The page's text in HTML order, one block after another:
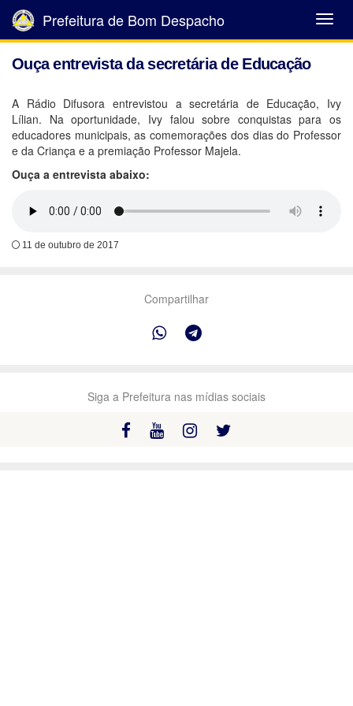
Abrir
Menu
Prefeitura de Bom Despacho
Ouça entrevista da secretária de Educação
A Rádio Difusora entrevistou a secretária de Educação, Ivy
Lílian. Na oportunidade, Ivy falou sobre conquistas para os
educadores municipais, as comemorações dos dias do Professor
e da Criança e a premiação Professor Majela.
Ouça a entrevista abaixo:
11 de outubro de 2017
Compartilhar
Siga a Prefeitura nas mídias sociais